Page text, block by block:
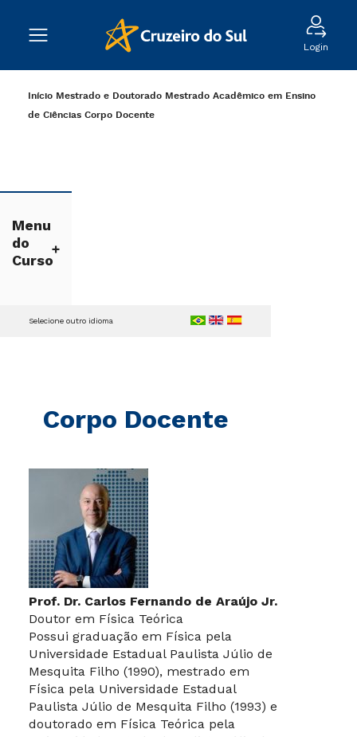
Login
Início Mestrado e Doutorado Mestrado Acadêmico em Ensino
de Ciências Corpo Docente
Menu
do
Curso
Corpo Docente
Selecione outro idioma
Prof. Dr. Carlos Fernando de Araújo Jr.
Doutor em Física Teórica
Possui graduação em Física pela
Universidade Estadual Paulista Júlio de
Mesquita Filho (1990), mestrado em
Física pela Universidade Estadual
Paulista Júlio de Mesquita Filho (1993) e
doutorado em Física Teórica pela